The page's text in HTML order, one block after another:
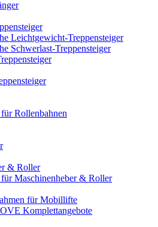
Leichtgewicht-Treppensteiger
Schwerlast-Treppensteiger
Rollenbahnen
& Roller
Maschinenheber & Roller
für Mobillifte
Komplettangebote